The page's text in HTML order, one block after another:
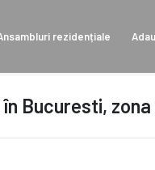
rezidențiale
Bucuresti, zona